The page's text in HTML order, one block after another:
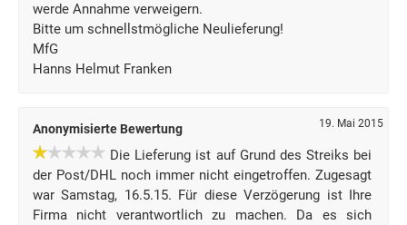
werde Annahme verweigern.
Bitte um schnellstmögliche Neulieferung!
MfG
Hanns Helmut Franken
Anonymisierte Bewertung 19. Mai 2015
Die Lieferung ist auf Grund des Streiks bei
der Post/DHL noch immer nicht eingetroffen. Zugesagt
war Samstag, 16.5.15. Für diese Verzögerung ist Ihre
Firma nicht verantwortlich zu machen. Da es sich